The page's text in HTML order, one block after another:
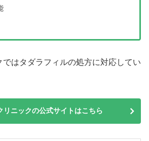
はタダラフィルの処方に対応してい
リニックの公式サイトはこちら